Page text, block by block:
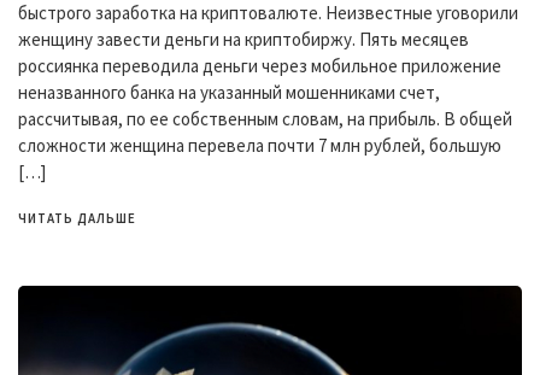
быстрого заработка на криптовалюте. Неизвестные уговорили
женщину завести деньги на криптобиржу. Пять месяцев
россиянка переводила деньги через мобильное приложение
неназванного банка на указанный мошенниками счет,
рассчитывая, по ее собственным словам, на прибыль. В общей
сложности женщина перевела почти 7 млн рублей, большую
[…]
ЧИТАТЬ ДАЛЬШЕ